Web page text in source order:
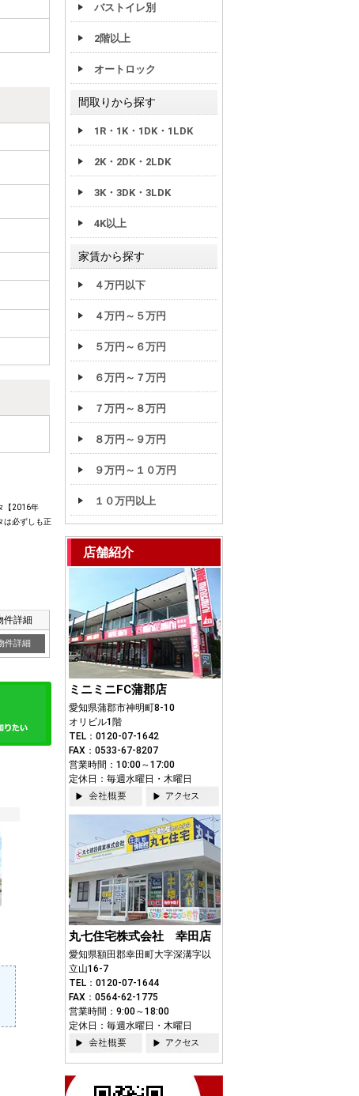
【2016年
は必ずしも正
件詳細
件詳細
バストイレ別
2階以上
オートロック
間取りから探す
1R・1K・1DK・1LDK
2K・2DK・2LDK
3K・3DK・3LDK
4K以上
家賃から探す
４万円以下
４万円～５万円
５万円～６万円
６万円～７万円
７万円～８万円
８万円～９万円
９万円～１０万円
１０万円以上
店舗紹介
ミニミニFC蒲郡店
愛知県蒲郡市神明町8-10
オリビル1階
TEL：0120-07-1642
FAX：0533-67-8207
営業時間：10:00～17:00
定休日：毎週水曜日・木曜日
丸七住宅株式会社 幸田店
愛知県額田郡幸田町大字深溝字以
立山16-7
TEL：0120-07-1644
FAX：0564-62-1775
営業時間：9:00～18:00
定休日：毎週水曜日・木曜日